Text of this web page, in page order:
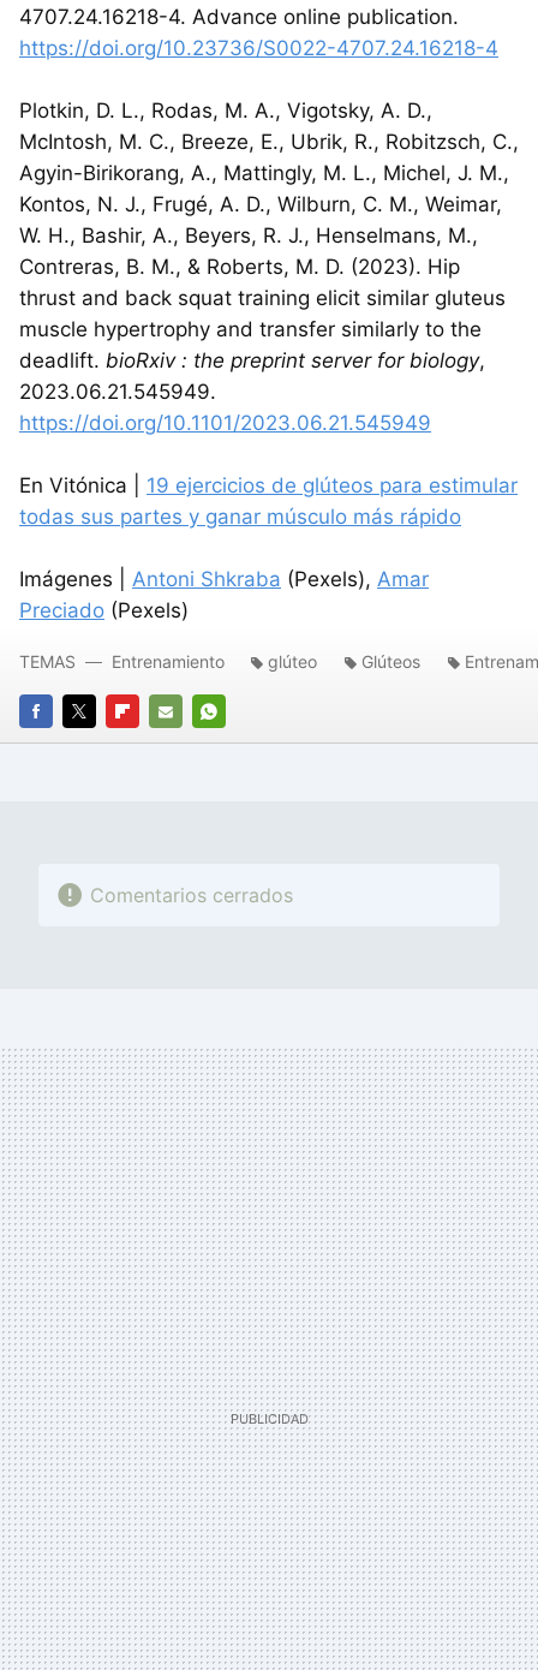
4707.24.16218-4. Advance online publication.
https://doi.org/10.23736/S0022-4707.24.16218-4
Plotkin, D. L., Rodas, M. A., Vigotsky, A. D.,
McIntosh, M. C., Breeze, E., Ubrik, R., Robitzsch, C.,
Agyin-Birikorang, A., Mattingly, M. L., Michel, J. M.,
Kontos, N. J., Frugé, A. D., Wilburn, C. M., Weimar,
W. H., Bashir, A., Beyers, R. J., Henselmans, M.,
Contreras, B. M., & Roberts, M. D. (2023). Hip
thrust and back squat training elicit similar gluteus
muscle hypertrophy and transfer similarly to the
deadlift. bioRxiv : the preprint server for biology,
2023.06.21.545949.
https://doi.org/10.1101/2023.06.21.545949
En Vitónica | 19 ejercicios de glúteos para estimular
todas sus partes y ganar músculo más rápido
Imágenes | Antoni Shkraba (Pexels), Amar
Preciado (Pexels)
FACEBOOK
TWITTERFLIPBOARD
E-
WHATSAPP
TEMAS Entrenamiento glúteo Glúteos
Comentarios cerrados